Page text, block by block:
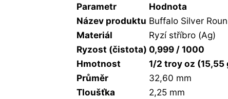
Parametr
Hodnota
Název produktu Buffalo Silver
Materiál
Ryzí stříbro (Ag)
Ryzost (čistota) 0,999 / 1000
Hmotnost
1/2 troy oz (15,55
Průměr
32,60 mm
Tloušťka
2,25 mm